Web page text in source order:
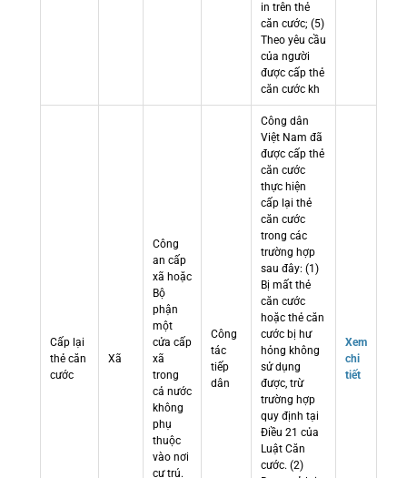
in trên thẻ
căn cước; (5)
Theo yêu cầu
của người
được cấp thẻ
căn cước kh
Cấp lại
thẻ căn
cước
Xã
Công
an cấp
xã hoặc
Bộ
phận
một
cửa cấp
xã
trong
cả nước
không
phụ
thuộc
vào nơi
cư trú.
Công
tác
tiếp
dân
Công dân
Việt Nam đã
được cấp thẻ
căn cước
thực hiện
cấp lại thẻ
căn cước
trong các
trường hợp
sau đây: (1)
Bị mất thẻ
căn cước
hoặc thẻ căn
cước bị hư
hỏng không
sử dụng
được, trừ
trường hợp
quy định tại
Điều 21 của
Luật Căn
cước. (2)
Xem
chi
tiết